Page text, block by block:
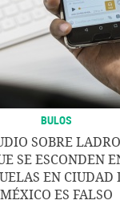
BULOS
SOBRE
SE ESCONDEN
EN CIUDAD
MÉXICO ES FALSO